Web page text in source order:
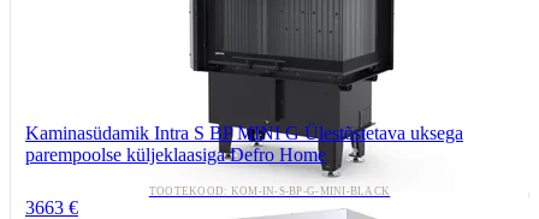
Kaminasüdamik Intra S BP MINI G Ülestõstetava uksega
parempoolse küljeklaasiga Defro Home
TOOTEKOOD: KOM-IN-S-BP-G-MINI-BLACK
3663 €